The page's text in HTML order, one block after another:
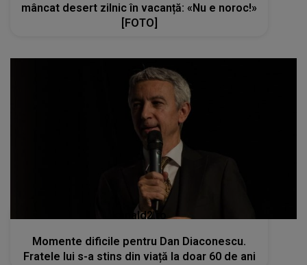
mâncat desert zilnic în vacanță: «Nu e noroc!»
[FOTO]
kanald2.ro
Momente dificile pentru Dan Diaconescu.
Fratele lui s-a stins din viață la doar 60 de ani